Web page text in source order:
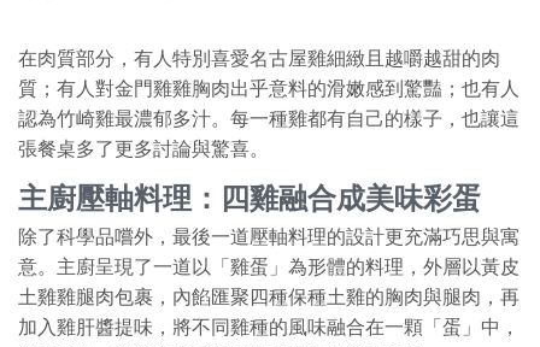
在肉質部分，有人特別喜愛名古屋雞細緻且越嚼越甜的肉
質；有人對金門雞雞胸肉出乎意料的滑嫩感到驚豔；也有人
認為竹崎雞最濃郁多汁。每一種雞都有自己的樣子，也讓這
張餐桌多了更多討論與驚喜。
主廚壓軸料理：四雞融合成美味彩蛋
除了科學品嚐外，最後一道壓軸料理的設計更充滿巧思與寓
意。主廚呈現了一道以「雞蛋」為形體的料理，外層以黃皮
土雞雞腿肉包裹，內餡匯聚四種保種土雞的胸肉與腿肉，再
加入雞肝醬提味，將不同雞種的風味融合在一顆「蛋」中，